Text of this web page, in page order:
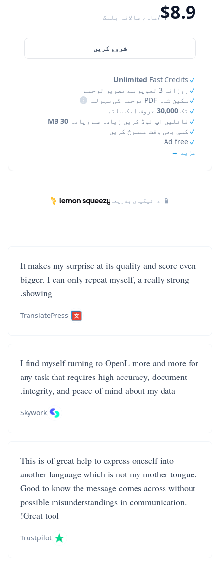
$8.9/ماہ، سالانہ بلنگ
شروع کریں
Unlimited Fast Credits
روزانہ 3 تصویر سے تصویر ترجمے
سکین شدہ PDF ترجمہ کی سہولت
i
تک 30,000 حروف ایک ساتھ
فائلیں اپ لوڈ کریں زیادہ سے زیادہ 30 MB
کسی بھی وقت منسوخ کریں
Ad free
مزید →
ادائیگیاں بذریعہ
It makes my surprise at its quality and score even
bigger. I can only repeat myself, a really strong
showing.
TranslatePress
I find myself turning to OpenL more and more for
any task that requires high accuracy, document
integrity, and peace of mind about my data.
Skywork
This is of great help to express oneself into
another language which is not my mother tongue.
Good to know the message comes across without
possible misunderstandings in communication.
Great tool!
Trustpilot